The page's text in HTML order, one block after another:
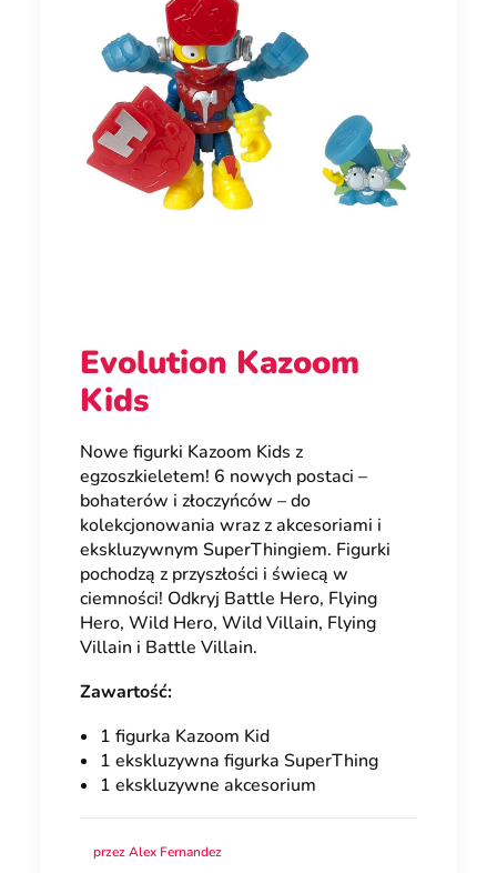
Evolution Kazoom
Kids
Nowe figurki Kazoom Kids z
egzoszkieletem! 6 nowych postaci –
bohaterów i złoczyńców – do
kolekcjonowania wraz z akcesoriami i
ekskluzywnym SuperThingiem. Figurki
pochodzą z przyszłości i świecą w
ciemności! Odkryj Battle Hero, Flying
Hero, Wild Hero, Wild Villain, Flying
Villain i Battle Villain.
Zawartość:
1 figurka Kazoom Kid
1 ekskluzywna figurka SuperThing
1 ekskluzywne akcesorium
przez Alex Fernandez